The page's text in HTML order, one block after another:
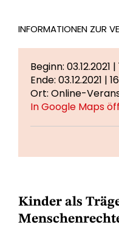
INFORMATIONEN ZUR
Beginn: 03.12.2021
Ende: 03.12.2021 |
Ort: Online-
In Google Maps
Kinder als